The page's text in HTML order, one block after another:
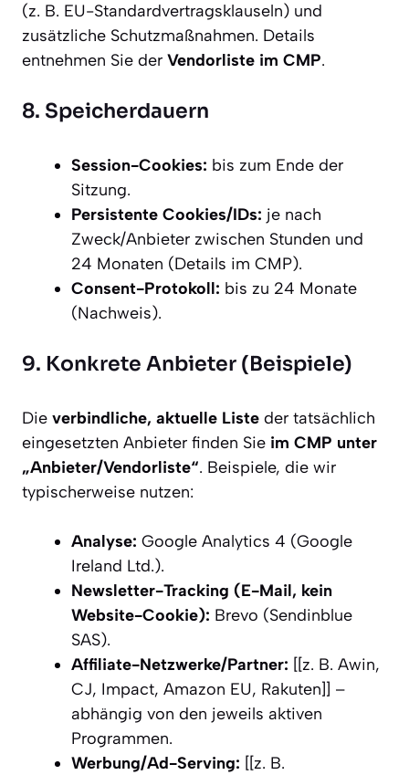
(z. B. EU-Standardvertragsklauseln) und
zusätzliche Schutzmaßnahmen. Details
entnehmen Sie der Vendorliste im CMP.
8. Speicherdauern
Session-Cookies: bis zum Ende der
Sitzung.
Persistente Cookies/IDs: je nach
Zweck/Anbieter zwischen Stunden und
24 Monaten (Details im CMP).
Consent-Protokoll: bis zu 24 Monate
(Nachweis).
9. Konkrete Anbieter (Beispiele)
Die verbindliche, aktuelle Liste der tatsächlich
eingesetzten Anbieter finden Sie im CMP unter
„Anbieter/Vendorliste“. Beispiele, die wir
typischerweise nutzen:
Analyse: Google Analytics 4 (Google
Ireland Ltd.).
Newsletter-Tracking (E-Mail, kein
Website-Cookie): Brevo (Sendinblue
SAS).
Affiliate-Netzwerke/Partner: [[z. B. Awin,
CJ, Impact, Amazon EU, Rakuten]] –
abhängig von den jeweils aktiven
Programmen.
Werbung/Ad-Serving: [[z. B.